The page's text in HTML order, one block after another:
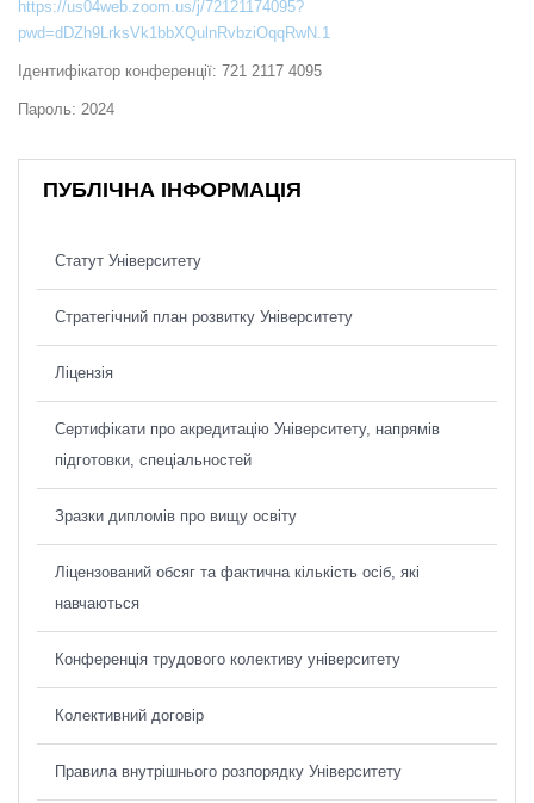
https://us04web.zoom.us/j/72121174095?
pwd=dDZh9LrksVk1bbXQulnRvbziOqqRwN.1
Ідентифікатор конференції: 721 2117 4095
Пароль: 2024
ПУБЛІЧНА ІНФОРМАЦІЯ
Статут Університету
Стратегічний план розвитку Університету
Ліцензія
Сертифікати про акредитацію Університету, напрямів
підготовки, спеціальностей
Зразки дипломів про вищу освіту
Ліцензований обсяг та фактична кількість осіб, які
навчаються
Конференція трудового колективу університету
Колективний договір
Правила внутрішнього розпорядку Університету